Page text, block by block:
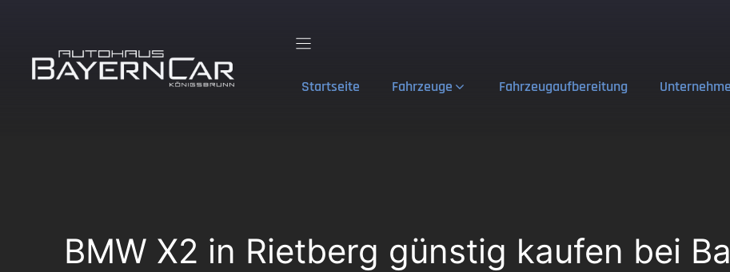
springen
Startseite
Fahrzeuge Fahrzeugaufbereitung
BMW X2 in Rietberg günstig kaufen bei